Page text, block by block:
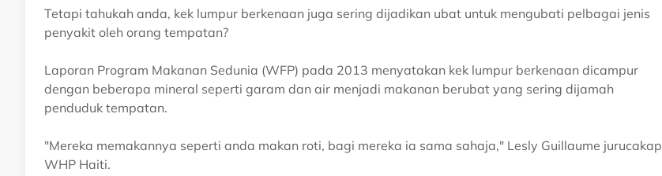
Tetapi tahukah anda, kek lumpur berkenaan juga sering dijadikan ubat untuk mengubati pelbagai jenis
penyakit oleh orang tempatan?
Laporan Program Makanan Sedunia (WFP) pada 2013 menyatakan kek lumpur berkenaan dicampur
dengan beberapa mineral seperti garam dan air menjadi makanan berubat yang sering dijamah
penduduk tempatan.
"Mereka memakannya seperti anda makan roti, bagi mereka ia sama sahaja," Lesly Guillaume jurucakap
WHP Haiti.